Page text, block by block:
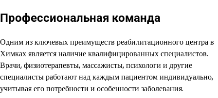
Профессиональная команда
Одним из ключевых преимуществ реабилитационного центра в
Химках является наличие квалифицированных специалистов.
Врачи, физиотерапевты, массажисты, психологи и другие
специалисты работают над каждым пациентом индивидуально,
учитывая его потребности и особенности заболевания.